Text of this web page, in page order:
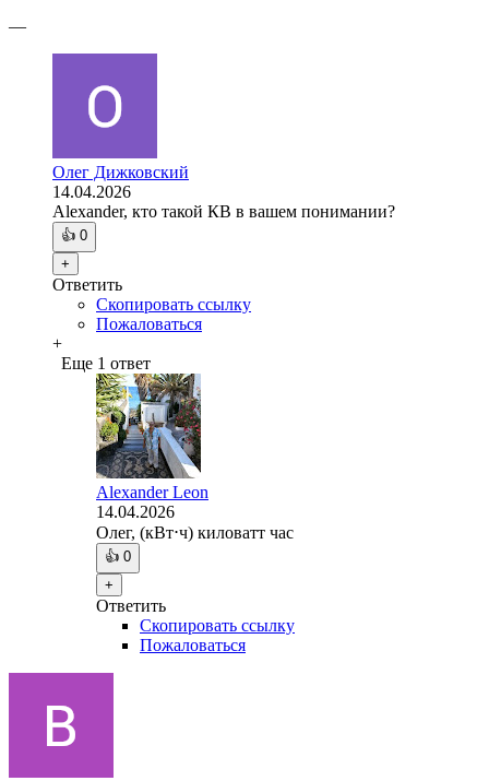
—
Олег Дижковский
14.04.2026
Alexander, кто такой КВ в вашем понимании?
👍 0
+
Ответить
Скопировать ссылку
Пожаловаться
+
Еще 1 ответ
Alexander Leon
14.04.2026
Олег, (кВт⋅ч) киловатт час
👍 0
+
Ответить
Скопировать ссылку
Пожаловаться